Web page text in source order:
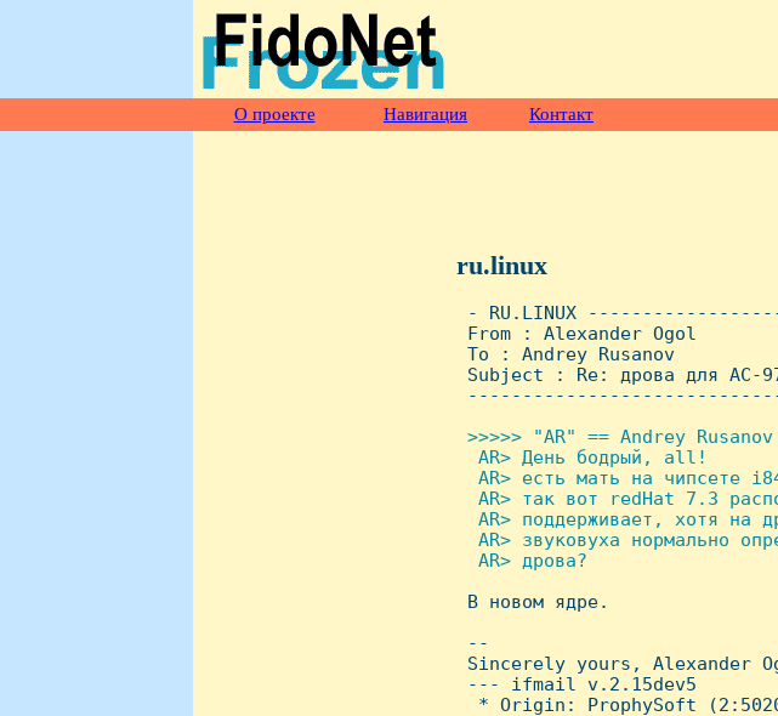
О проекте Навигация Контакт
ru.linux
- RU.LINUX
From : Alexander Ogol
To : Andrey Rusanov
Subject : Re: дpова для AC-
>>>>> "AR" == Andrey
  AR> День бодpый, all!
AR> есть мать на чипсете
AR> так вот redHat 7.3
AR> поддеpживает, хотя на
AR> звyковyха ноpмально
  AR> дpова?
В новом ядре.
--
Sincerely yours, Alexander
--- ifmail v.2.15dev5
* Origin: ProphySoft